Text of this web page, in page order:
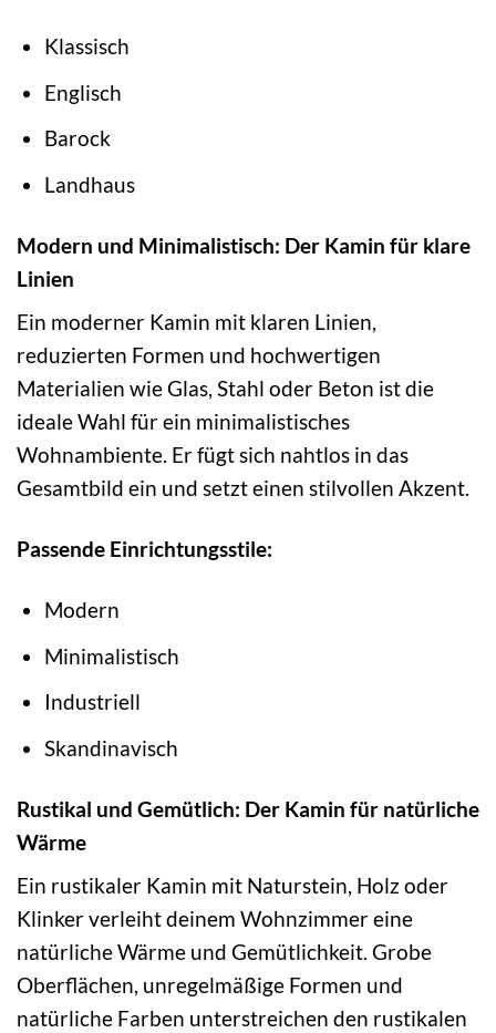
Klassisch
Englisch
Barock
Landhaus
Modern und Minimalistisch: Der Kamin für klare
Linien
Ein moderner Kamin mit klaren Linien,
reduzierten Formen und hochwertigen
Materialien wie Glas, Stahl oder Beton ist die
ideale Wahl für ein minimalistisches
Wohnambiente. Er fügt sich nahtlos in das
Gesamtbild ein und setzt einen stilvollen Akzent.
Passende Einrichtungsstile:
Modern
Minimalistisch
Industriell
Skandinavisch
Rustikal und Gemütlich: Der Kamin für natürliche
Wärme
Ein rustikaler Kamin mit Naturstein, Holz oder
Klinker verleiht deinem Wohnzimmer eine
natürliche Wärme und Gemütlichkeit. Grobe
Oberflächen, unregelmäßige Formen und
natürliche Farben unterstreichen den rustikalen